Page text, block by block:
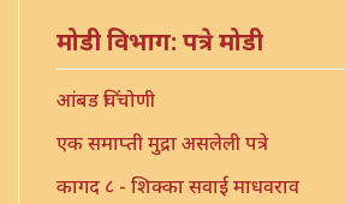
मोडी विभाग: पत्रे मोडी
आंबड चिंचोणी
एक समाप्ती मुद्रा असलेली पत्रे
कागद ८ - शिक्का सवाई माधवराव